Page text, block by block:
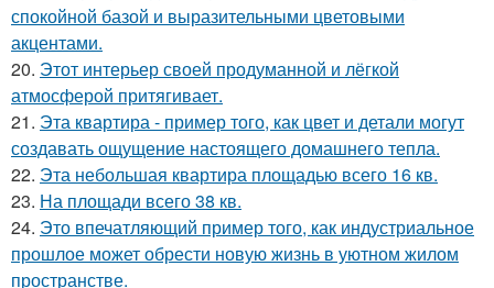
спокойной базой и выразительными цветовыми
акцентами.
20. Этот интерьер своей продуманной и лёгкой
атмосферой притягивает.
21. Эта квартира - пример того, как цвет и детали могут
создавать ощущение настоящего домашнего тепла.
22. Эта небольшая квартира площадью всего 16 кв.
23. На площади всего 38 кв.
24. Это впечатляющий пример того, как индустриальное
прошлое может обрести новую жизнь в уютном жилом
пространстве.